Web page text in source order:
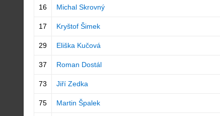
16 Michal Skrovný
17 Kryštof Šimek
29 Eliška Kučová
37 Roman Dostál
73 Jiří Zedka
75 Martin Špalek